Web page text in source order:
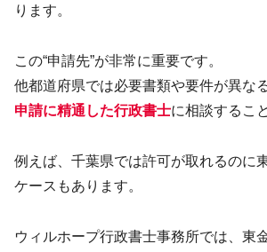
ります。
この“申請先”が非常に重要です。
他都道府県では必要書類や要件が異な
申請に精通した行政書士に相談するこ
例えば、千葉県では許可が取れるのに
ケースもあります。
ウィルホープ行政書士事務所では、東